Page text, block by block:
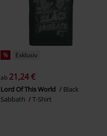
% Exklusiv
ab 21,24 €
Lord Of This World
Black
Sabbath
T-Shirt